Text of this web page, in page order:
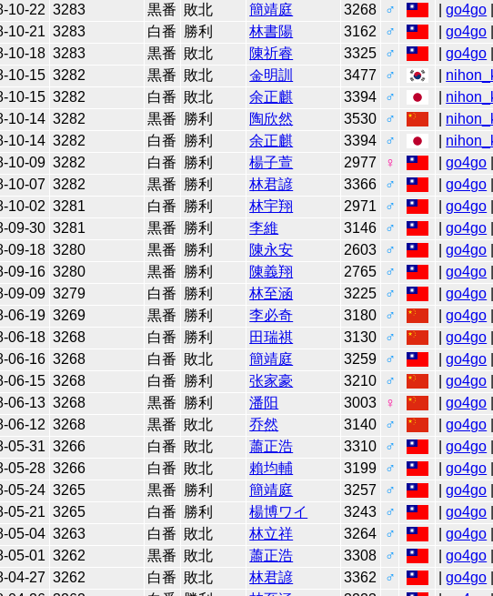
10-22 3283 黒番 敗北 簡靖庭 3268 ♂ |go4go
10-21 3283 白番 勝利 林書陽 3162 ♂ |go4go
10-18 3283 黒番 敗北 陳祈睿 3325 ♂ |go4go
10-15 3282 黒番 敗北 金明訓 3477 ♂
10-15 3282 白番 敗北 余正麒 3394 ♂
10-14 3282 黒番 勝利 陶欣然 3530 ♂
10-14 3282 白番 勝利 余正麒 3394 ♂
10-09 3282 白番 勝利 楊子萱 2977 ♀ |go4go
10-07 3282 黒番 勝利 林君諺 3366 ♂ |go4go
10-02 3281 白番 勝利 林宇翔 2971 ♂ |go4go
09-30 3281 黒番 勝利 李維 3146 ♂ |go4go
09-18 3280 黒番 勝利 陳永安 2603 ♂ |go4go
09-16 3280 黒番 勝利 陳義翔 2765 ♂ |go4go
09-09 3279 白番 勝利 林至涵 3225 ♂ |go4go
06-19 3269 黒番 勝利 李必奇 3180 ♂ |go4go
06-18 3268 白番 勝利 田瑞祺 3130 ♂ |go4go
06-16 3268 白番 敗北 簡靖庭 3259 ♂ |go4go
06-15 3268 白番 勝利 张家豪 3210 ♂ |go4go
06-13 3268 黒番 勝利 潘阳 3003 ♀ |go4go
06-12 3268 黒番 敗北 乔然 3140 ♂ |go4go
05-31 3266 白番 敗北 蕭正浩 3310 ♂ |go4go
05-28 3266 白番 敗北 賴均輔 3199 ♂ |go4go
05-24 3265 黒番 勝利 簡靖庭 3257 ♂ |go4go
05-21 3265 白番 勝利 楊博ワイ 3243 ♂ |go4go
05-04 3263 白番 敗北 林立祥 3264 ♂ |go4go
05-01 3262 黒番 敗北 蕭正浩 3308 ♂ |go4go
04-27 3262 白番 敗北 林君諺 3362 ♂ |go4go